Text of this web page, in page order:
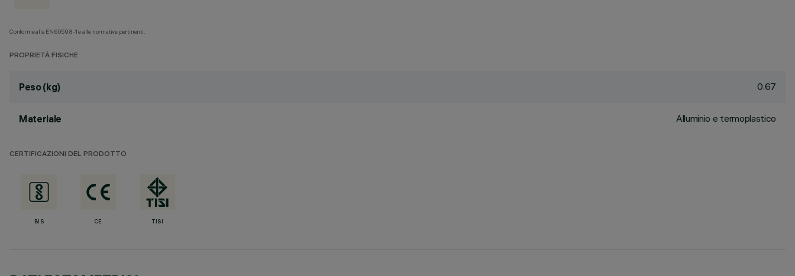
Conforme alla EN60598-1 e alle normative pertinenti.
PROPRIETÀ FISICHE
Peso (kg) 0.67
Materiale Alluminio e termoplastico
CERTIFICAZIONI DEL PRODOTTO
BIS CE TISI